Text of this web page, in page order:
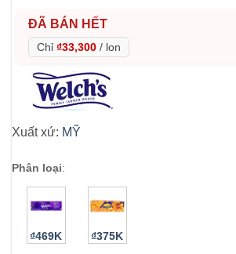
ĐÃ BÁN HẾT
Chỉ ₫33,300 / lon
Xuất xứ: MỸ
Phân loại:
₫469K ₫375K